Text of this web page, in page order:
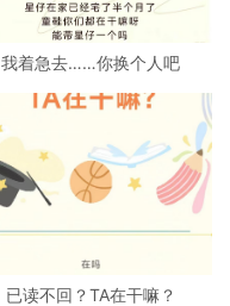
我着急去……你换个人吧
已读不回？TA在干嘛？